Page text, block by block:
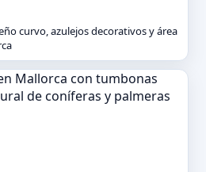
curvo, azulejos decorativos y área